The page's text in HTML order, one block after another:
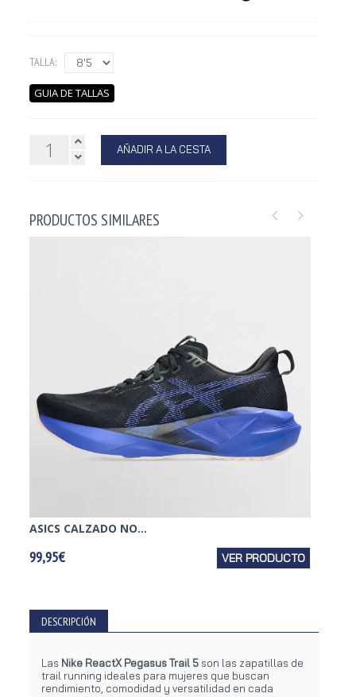
TALLA:
GUIA DE TALLAS
AÑADIR A LA CESTA
PRODUCTOS SIMILARES
ASICS CALZADO NO...
99,95€ VER PRODUCTO
DESCRIPCIÓN
Las Nike ReactX Pegasus Trail 5 son las zapatillas de
trail running ideales para mujeres que buscan
rendimiento, comodidad y versatilidad en cada